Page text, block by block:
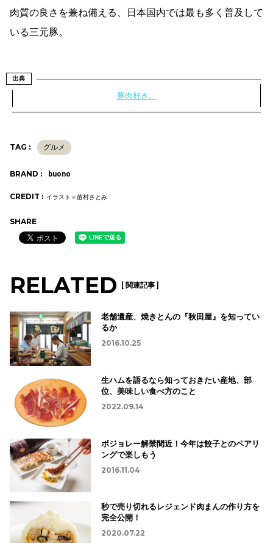
肉質の良さを兼ね備える、日本国内では最も多く普及して
いる三元豚。
出典
豚肉好き。
TAG : グルメ
BRAND : buono
CREDIT : イラスト＝苗村さとみ
SHARE
RELATED [ 関連記事 ]
老舗遺産、焼きとんの『秋田屋』を知ってい
るか
2016.10.25
生ハムを語るなら知っておきたい産地、部
位、美味しい食べ方のこと
2022.09.14
ボジョレー解禁間近！今年は餃子とのペアリ
ングで楽しもう
2016.11.04
秒で売り切れるレジェンド肉まんの作り方を
完全公開！
2020.07.22